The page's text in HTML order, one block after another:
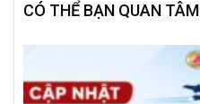
CÓ THỂ BẠN QUAN TÂM